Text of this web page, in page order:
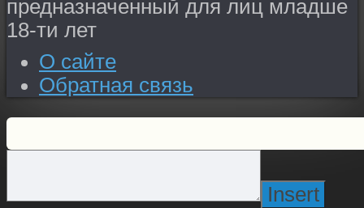
О сайте
Обратная связь
Insert